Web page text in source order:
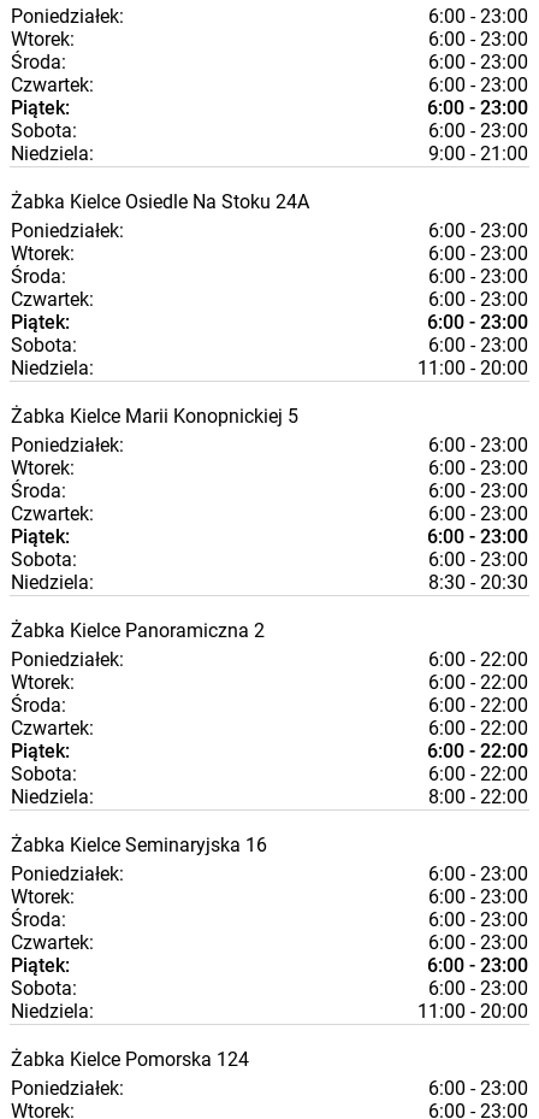
Poniedziałek:
6:00 - 23:00
Wtorek:
6:00 - 23:00
Środa:
6:00 - 23:00
Czwartek:
6:00 - 23:00
Piątek:
6:00 - 23:00
Sobota:
6:00 - 23:00
Niedziela:
9:00 - 21:00
Żabka Kielce Osiedle Na Stoku 24A
Poniedziałek:
6:00 - 23:00
Wtorek:
6:00 - 23:00
Środa:
6:00 - 23:00
Czwartek:
6:00 - 23:00
Piątek:
6:00 - 23:00
Sobota:
6:00 - 23:00
Niedziela:
11:00 - 20:00
Żabka Kielce Marii Konopnickiej 5
Poniedziałek:
6:00 - 23:00
Wtorek:
6:00 - 23:00
Środa:
6:00 - 23:00
Czwartek:
6:00 - 23:00
Piątek:
6:00 - 23:00
Sobota:
6:00 - 23:00
Niedziela:
8:30 - 20:30
Żabka Kielce Panoramiczna 2
Poniedziałek:
6:00 - 22:00
Wtorek:
6:00 - 22:00
Środa:
6:00 - 22:00
Czwartek:
6:00 - 22:00
Piątek:
6:00 - 22:00
Sobota:
6:00 - 22:00
Niedziela:
8:00 - 22:00
Żabka Kielce Seminaryjska 16
Poniedziałek:
6:00 - 23:00
Wtorek:
6:00 - 23:00
Środa:
6:00 - 23:00
Czwartek:
6:00 - 23:00
Piątek:
6:00 - 23:00
Sobota:
6:00 - 23:00
Niedziela:
11:00 - 20:00
Żabka Kielce Pomorska 124
Poniedziałek:
6:00 - 23:00
Wtorek:
6:00 - 23:00